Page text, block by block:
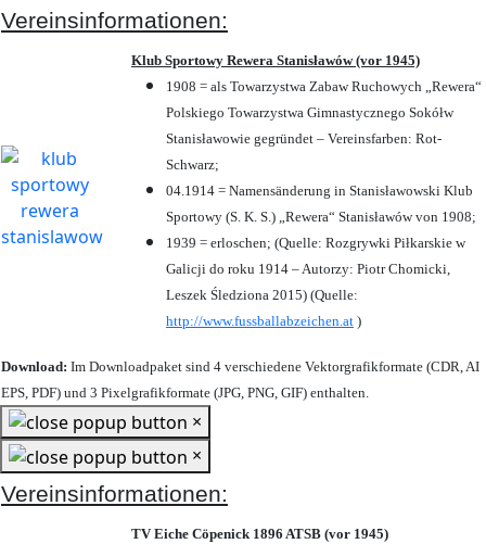
Vereinsinformationen:
Klub Sportowy Rewera Stanisławów (vor 1945)
1908 = als Towarzystwa Zabaw Ruchowych „Rewera“
Polskiego Towarzystwa Gimnastycznego Sokółw
Stanisławowie gegründet – Vereinsfarben: Rot-
Schwarz;
04.1914 = Namensänderung in Stanisławowski Klub
Sportowy (S. K. S.) „Rewera“ Stanisławów von 1908;
1939 = erloschen; (Quelle: Rozgrywki Piłkarskie w
Galicji do roku 1914 – Autorzy: Piotr Chomicki,
Leszek Śledziona 2015) (Quelle:
http://www.fussballabzeichen.at )
Download: Im Downloadpaket sind 4 verschiedene Vektorgrafikformate (CDR, AI
EPS, PDF) und 3 Pixelgrafikformate (JPG, PNG, GIF) enthalten.
×
×
Vereinsinformationen:
TV Eiche Cöpenick 1896 ATSB (vor 1945)